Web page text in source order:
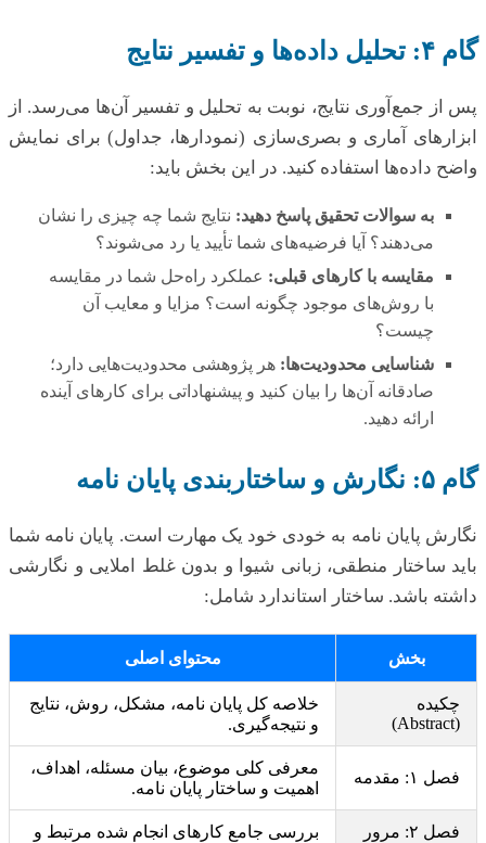
گام ۴: تحلیل داده‌ها و تفسیر نتایج
پس از جمع‌آوری نتایج، نوبت به تحلیل و تفسیر آن‌ها می‌رسد. از
ابزارهای آماری و بصری‌سازی (نمودارها، جداول) برای نمایش
واضح داده‌ها استفاده کنید. در این بخش باید:
به سوالات تحقیق پاسخ دهید: نتایج شما چه چیزی را نشان
می‌دهند؟ آیا فرضیه‌های شما تأیید یا رد می‌شوند؟
مقایسه با کارهای قبلی: عملکرد راه‌حل شما در مقایسه
با روش‌های موجود چگونه است؟ مزایا و معایب آن
چیست؟
شناسایی محدودیت‌ها: هر پژوهشی محدودیت‌هایی دارد؛
صادقانه آن‌ها را بیان کنید و پیشنهاداتی برای کارهای آینده
ارائه دهید.
گام ۵: نگارش و ساختاربندی پایان نامه
نگارش پایان نامه به خودی خود یک مهارت است. پایان نامه شما
باید ساختار منطقی، زبانی شیوا و بدون غلط املایی و نگارشی
داشته باشد. ساختار استاندارد شامل:
بخش محتوای اصلی
چکیده
(Abstract)
خلاصه کل پایان نامه، مشکل، روش، نتایج
و نتیجه‌گیری.
فصل ۱: مقدمه
معرفی کلی موضوع، بیان مسئله، اهداف،
اهمیت و ساختار پایان نامه.
فصل ۲: مرور بررسی جامع کارهای انجام شده مرتبط و